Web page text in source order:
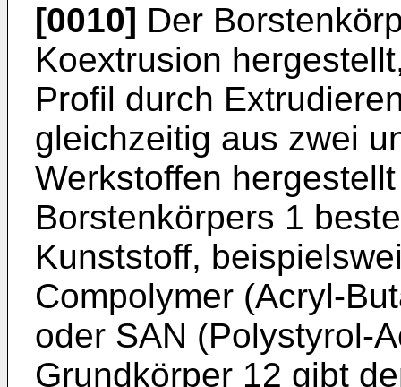
[0010] Der
Koextrusion
Profil durch
gleichzeitig aus zwei
Werkstoffen
Borstenkörpers 1
Kunststoff,
Compolymer (Acryl-
oder SAN (Polystyrol-
Grundkörper 12 gibt